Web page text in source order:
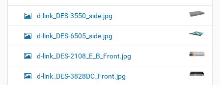
d-link_DES-3550_side.jpg
d-link_DES-6505_side.jpg
d-link_DES-2108_E_B_Front.jpg
d-link_DES-3828DC_Front.jpg